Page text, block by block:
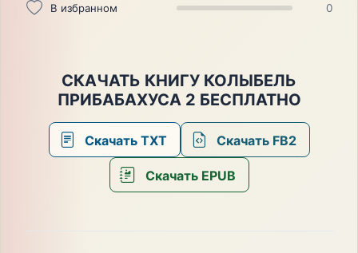
В избранном 0
СКАЧАТЬ КНИГУ КОЛЫБЕЛЬ
ПРИБАБАХУСА 2 БЕСПЛАТНО
Скачать TXT Скачать FB2
Скачать EPUB